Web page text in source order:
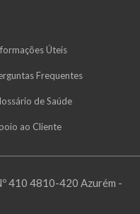
Úteis
Frequentes
de Saúde
ao Cliente
410 4810-420 Azurém -